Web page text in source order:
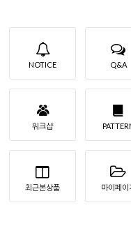
NOTICE Q&A
워크샵
최근본상품 마이페이